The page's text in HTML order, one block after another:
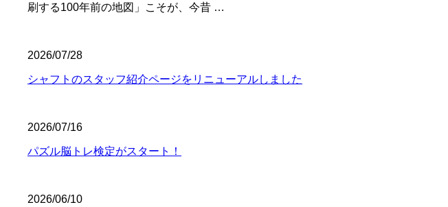
刷する100年前の地図」こそが、今昔 …
2026/07/28
シャフトのスタッフ紹介ページをリニューアルしました
2026/07/16
パズル脳トレ検定がスタート！
2026/06/10